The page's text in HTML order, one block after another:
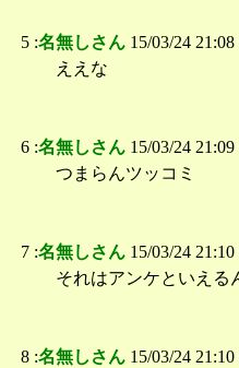
5 :名無しさん 15/03/24
ええな
6 :名無しさん 15/03/24
つまらんツッコミ
7 :名無しさん 15/03/24
それはアンケといえる
8 :名無しさん 15/03/24